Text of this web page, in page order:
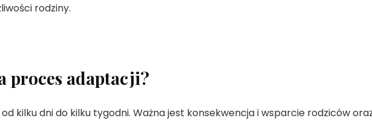
rodziny.
proces adaptacji?
kilku dni do kilku tygodni. Ważna jest konsekwencja i wsparcie rodziców